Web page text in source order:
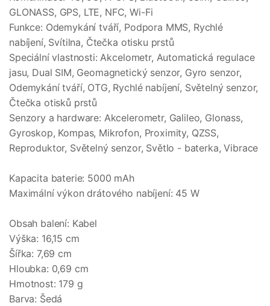
GLONASS, GPS, LTE, NFC, Wi-Fi
Funkce: Odemykání tváří, Podpora MMS, Rychlé
nabíjení, Svítilna, Čtečka otisku prstů
Speciální vlastnosti: Akcelometr, Automatická regulace
jasu, Dual SIM, Geomagnetický senzor, Gyro senzor,
Odemykání tváří, OTG, Rychlé nabíjení, Světelný senzor,
Čtečka otisků prstů
Senzory a hardware: Akcelerometr, Galileo, Glonass,
Gyroskop, Kompas, Mikrofon, Proximity, QZSS,
Reproduktor, Světelný senzor, Světlo - baterka, Vibrace
Kapacita baterie: 5000 mAh
Maximální výkon drátového nabíjení: 45 W
Obsah balení: Kabel
Výška: 16,15 cm
Šířka: 7,69 cm
Hloubka: 0,69 cm
Hmotnost: 179 g
Barva: Šedá